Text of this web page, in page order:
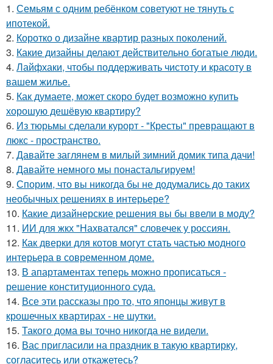
1. Семьям с одним ребёнком советуют не тянуть с
ипотекой.
2. Коротко о дизайне квартир разных поколений.
3. Какие дизайны делают действительно богатые люди.
4. Лайфхаки, чтобы поддерживать чистоту и красоту в
вашем жилье.
5. Как думаете, может скоро будет возможно купить
хорошую дешёвую квартиру?
6. Из тюрьмы сделали курорт - "Кресты" превращают в
люкс - пространство.
7. Давайте заглянем в милый зимний домик типа дачи!
8. Давайте немного мы понастальгируем!
9. Спорим, что вы никогда бы не додумались до таких
необычных решениях в интерьере?
10. Какие дизайнерские решения вы бы ввели в моду?
11. ИИ для жкх "Нахватался" словечек у россиян.
12. Как дверки для котов могут стать частью модного
интерьера в современном доме.
13. В апартаментах теперь можно прописаться -
решение конституционного суда.
14. Все эти рассказы про то, что японцы живут в
крошечных квартирах - не шутки.
15. Такого дома вы точно никогда не видели.
16. Вас пригласили на праздник в такую квартирку,
согласитесь или откажетесь?